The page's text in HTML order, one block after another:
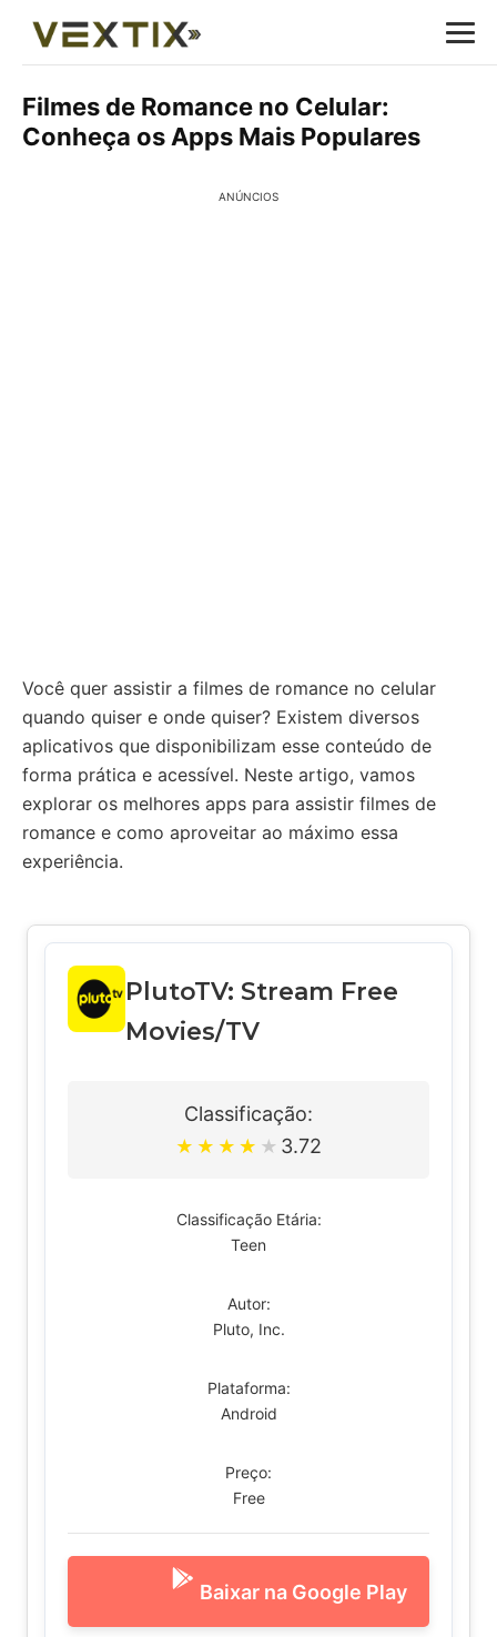
Filmes de Romance no Celular:
Conheça os Apps Mais Populares
ANÚNCIOS
Você quer assistir a filmes de romance no celular
quando quiser e onde quiser? Existem diversos
aplicativos que disponibilizam esse conteúdo de
forma prática e acessível. Neste artigo, vamos
explorar os melhores apps para assistir filmes de
romance e como aproveitar ao máximo essa
experiência.
PlutoTV: Stream Free
Movies/TV
Classificação:
★ ★ ★ ★ ★ 3.72
Classificação Etária:
Teen
Autor:
Pluto, Inc.
Plataforma:
Android
Preço:
Free
Baixar na Google Play